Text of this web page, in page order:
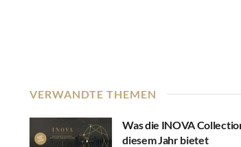
VERWANDTE THEMEN
Was die INOVA
diesem Jahr bietet